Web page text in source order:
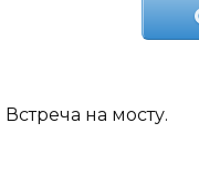
Встреча на мосту.